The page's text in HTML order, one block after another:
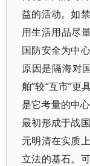
益的活动。如
用生活用品尽
国防安全为中
原因是隔海对
舶”较“互市”更
是它考量的中
最初形成于战
元明清在实质
立法的基石。